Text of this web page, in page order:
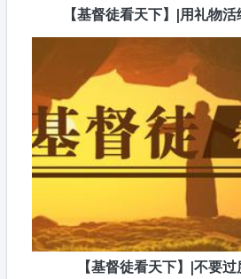
【基督徒看天下】|用礼物
【基督徒看天下】|不要